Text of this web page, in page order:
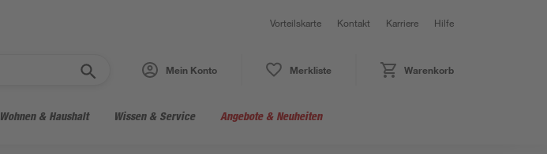
Vorteilskarte Kontakt Karriere Hilfe
Mein Konto Merkliste Warenkorb
Wohnen & Haushalt Wissen & Service Angebote & Neuheiten